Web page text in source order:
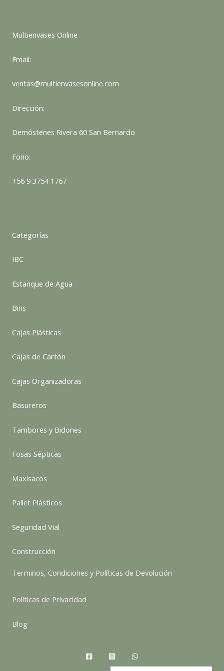
Multienvases Online
Email:
ventas@multienvasesonline.com
Dirección:
Demóstenes Rivera 60 San Bernardo
Fono:
+56 9 3754 1767
Categorías
IBC
Estanque de Agua
Bins
Cajas Plásticas
Cajas de Cartón
Cajas Organizadoras
Basureros
Tambores y Bidones
Fosas Sépticas
Maxisacos
Pallet Plásticos
Seguridad Vial
Construcción
Terminos, Condiciones y Políticas de Devolución
Políticas de Privacidad
Blog